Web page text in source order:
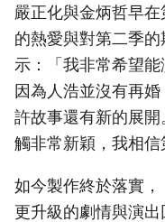
嚴正化與金炳哲早
的熱愛與對第二季
示：「我非常希望能
因為人浩並沒有再
許故事還有新的展
觸非常新穎，我相信
如今製作終於落實
更升級的劇情與演